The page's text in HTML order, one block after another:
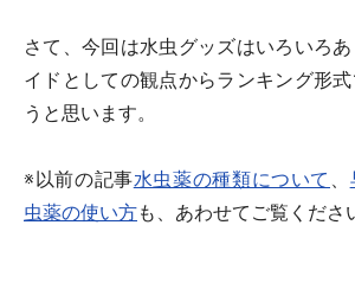
さて、今回は水虫グッズはいろいろ
イドとしての観点からランキング形
うと思います。
※以前の記事水虫薬の種類について 、
虫薬の使い方も、あわせてご覧くださ